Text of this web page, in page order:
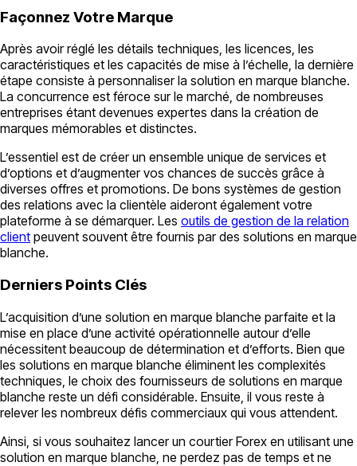
Façonnez Votre Marque
Après avoir réglé les détails techniques, les licences, les
caractéristiques et les capacités de mise à l’échelle, la dernière
étape consiste à personnaliser la solution en marque blanche.
La concurrence est féroce sur le marché, de nombreuses
entreprises étant devenues expertes dans la création de
marques mémorables et distinctes.
L’essentiel est de créer un ensemble unique de services et
d’options et d’augmenter vos chances de succès grâce à
diverses offres et promotions. De bons systèmes de gestion
des relations avec la clientèle aideront également votre
plateforme à se démarquer. Les outils de gestion de la relation
client peuvent souvent être fournis par des solutions en marque
blanche.
Derniers Points Clés
L’acquisition d’une solution en marque blanche parfaite et la
mise en place d’une activité opérationnelle autour d’elle
nécessitent beaucoup de détermination et d’efforts. Bien que
les solutions en marque blanche éliminent les complexités
techniques, le choix des fournisseurs de solutions en marque
blanche reste un défi considérable. Ensuite, il vous reste à
relever les nombreux défis commerciaux qui vous attendent.
Ainsi, si vous souhaitez lancer un courtier Forex en utilisant une
solution en marque blanche, ne perdez pas de temps et ne